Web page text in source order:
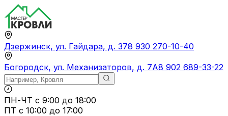
Дзержинск, ул. Гайдара, д. 378 930 270-10-40
Богородск, ул. Механизаторов, д. 7А8 902 689-33-22
ПН-ЧТ с 9:00 до 18:00
ПТ с 10:00 до 17:00